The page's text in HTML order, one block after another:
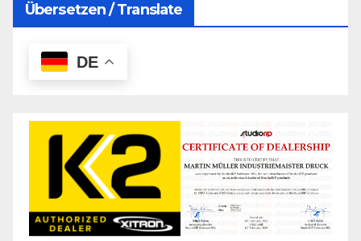
Übersetzen / Translate
DE